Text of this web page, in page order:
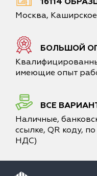
Москва, Каширское
БОЛЬШОЙ
имеющие опыт
ВСЕ
Наличные,
ссылке, QR коду,
НДС)